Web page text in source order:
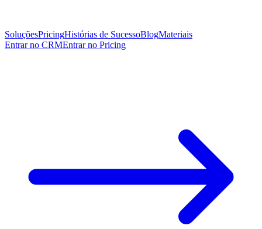
SoluçõesPricingHistórias de SucessoBlogMateriais
Entrar no CRMEntrar no Pricing